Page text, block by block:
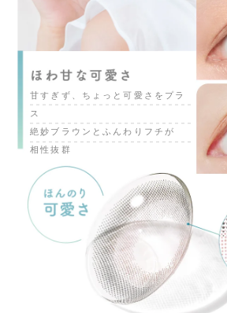
甘すぎず、ちょっと可愛さをプラ
ス
絶妙ブラウンとふんわりフチが
相性抜群